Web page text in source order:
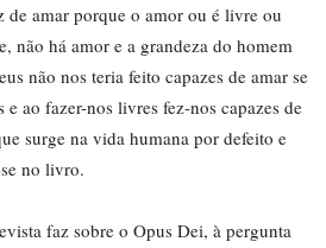
de amar porque o amor ou é livre ou
não há amor e a grandeza do homem
não nos teria feito capazes de amar se
ao fazer-nos livres fez-nos capazes de
surge na vida humana por defeito e
no livro.
faz sobre o Opus Dei, à pergunta